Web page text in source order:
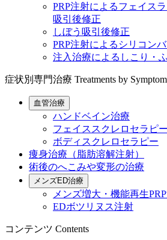
PRP注射によるフェイス
吸引後修正
しぼう吸引後修正
PRP注射によるシリコン
注入治療によるしこり・
症状別専門治療 Treatments by Symptom
血管治療
ハンドベイン治療
フェイススクレロセラピー
ボディスクレロセラピー
痩身治療（脂肪溶解注射）
術後のへこみや変形の治療
メンズED治療
メンズ増大・機能再生
EDボツリヌス注射
コンテンツ Contents